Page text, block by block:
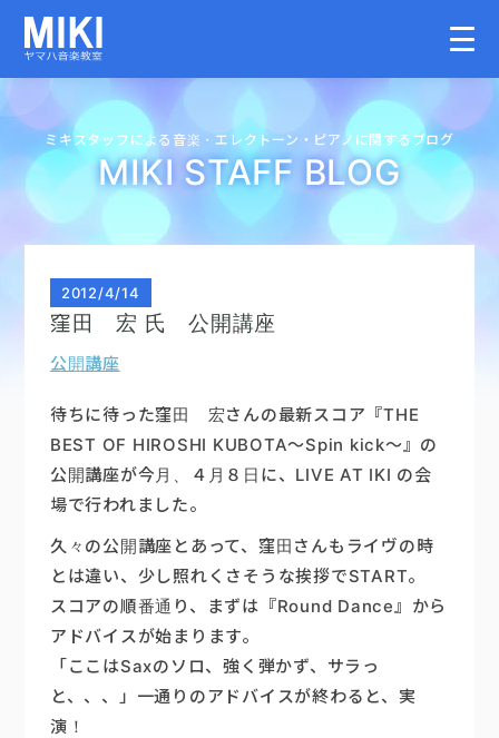
HOME
大人のコース
講師募集情報
イベント情報
楽器販売
ミキスタッフによる音楽・エレクトーン・ ピアノに関するブログ
MIKI STAFF BLOG
2012/4/14
窪田 宏 氏 公開講座
公開講座
待ちに待った窪田 宏さんの最新スコア『THE
BEST OF HIROSHI KUBOTA～Spin kick～』の
公開講座が今月、４月８日に、LIVE AT IKI の会
場で行われました。
久々の公開講座とあって、窪田さんもライヴの時
とは違い、少し照れくさそうな挨拶でSTART。
スコアの順番通り、まずは『Round Dance』から
アドバイスが始まります。
「ここはSaxのソロ、強く弾かず、サラっ
と、、、」一通りのアドバイスが終わると、実
演！